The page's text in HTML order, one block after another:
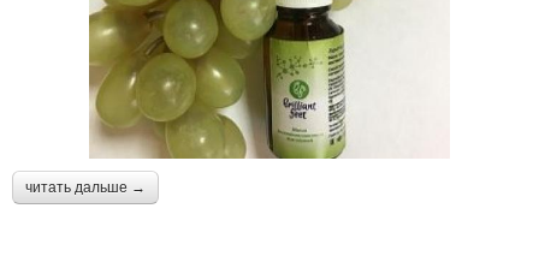
читать дальше →